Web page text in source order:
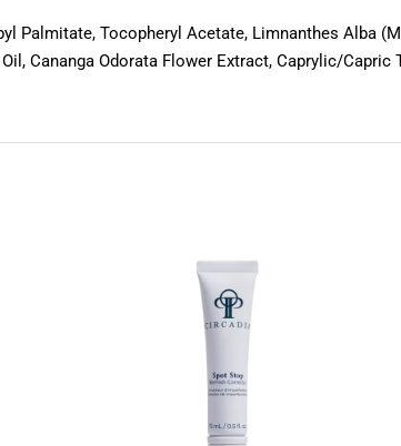
Palmitate, Tocopheryl Acetate, Limnanthes Alba
Cananga Odorata Flower Extract, Caprylic/Capric